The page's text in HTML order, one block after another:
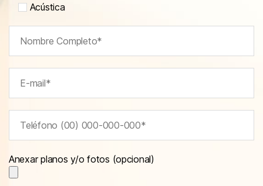
Acústica
Anexar planos y/o fotos (opcional)